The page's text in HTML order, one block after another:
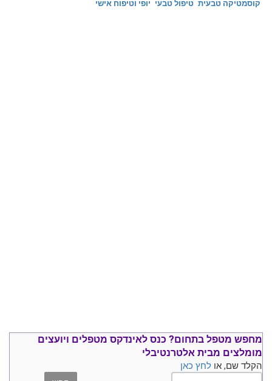
קוסמטיקה טבעית טיפול טבעי יופי וטיפוח אישי
מחפש מטפל בתחום? כנס לאינדקס מטפלים ויועצים
מומלצים מבית אלטרנטיבלי
הקלד שם, או לחץ כאן